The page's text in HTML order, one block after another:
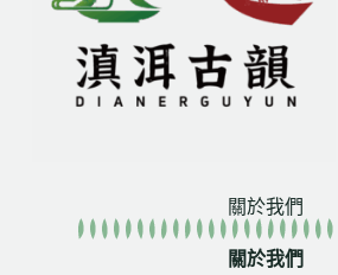
關於我們
關於我們